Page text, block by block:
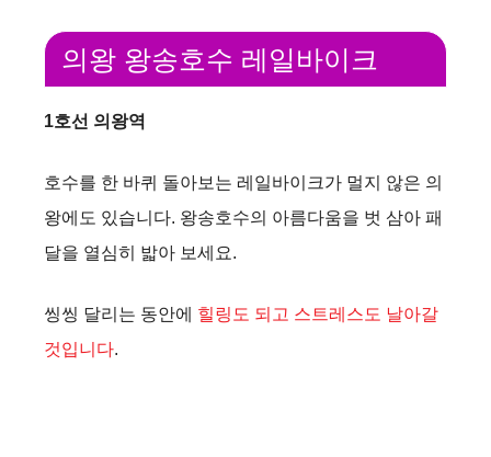
의왕 왕송호수 레일바이크
1호선 의왕역
호수를 한 바퀴 돌아보는 레일바이크가 멀지 않은 의
왕에도 있습니다. 왕송호수의 아름다움을 벗 삼아 패
달을 열심히 밟아 보세요.
씽씽 달리는 동안에 힐링도 되고 스트레스도 날아갈
것입니다.